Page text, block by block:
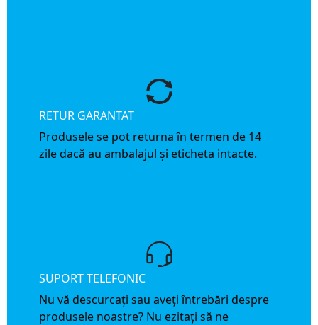
RETUR GARANTAT
Produsele se pot returna în termen de 14
zile dacă au ambalajul și eticheta intacte.
SUPORT TELEFONIC
Nu vă descurcați sau aveți întrebări despre
produsele noastre? Nu ezitați să ne